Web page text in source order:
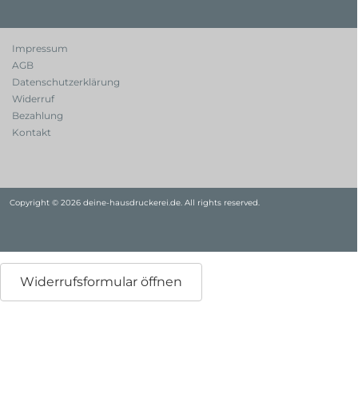
Impressum
AGB
Datenschutzerklärung
Widerruf
Bezahlung
Kontakt
Copyright © 2026 deine-hausdruckerei.de. All rights reserved.
Widerrufsformular öffnen